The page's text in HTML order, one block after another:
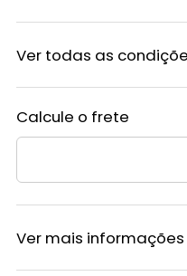
Ver todas as
Ver mais